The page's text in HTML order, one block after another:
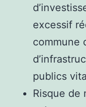
excessif
commune
publics
Risque de